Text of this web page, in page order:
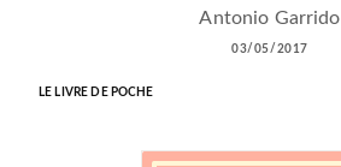
Antonio Garrido
03/05/2017
LE LIVRE DE POCHE